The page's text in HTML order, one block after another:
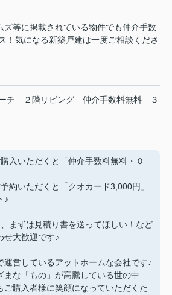
ズ等に掲載されている物件でも仲介手数
！気になる新築戸建は一度ご相談くださ
チ ２階リビング 仲介手数料無料
３
入いただくと「仲介手数料無料・０
約いただくと「クオカード3,000円」
♪
まずは見積り書を送ってほしい！など
せ大歓迎です♪
運営しているアットホームな会社です♪
まな「もの」が高騰している世の中
ご購入者様に笑顔になっていただくた